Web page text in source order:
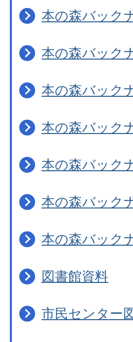
本の森バック
本の森バック
本の森バック
本の森バック
本の森バック
本の森バック
本の森バック
図書館資料
市民センター